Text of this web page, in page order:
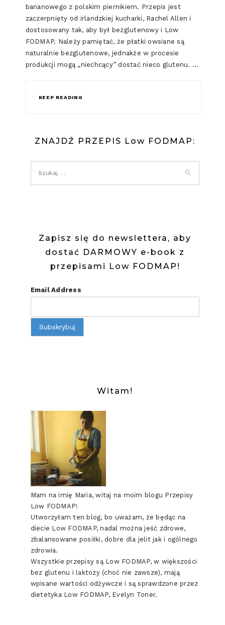
bananowego z polskim piernikiem. Przepis jest
zaczerpnięty od irlandzkiej kucharki, Rachel Allen i
dostosowany tak, aby był bezglutenowy i Low
FODMAP. Należy pamiętać, że płatki owsiane są
naturalnie bezglutenowe, jednakże w procesie
produkcji mogą „niechcący” dostać nieco glutenu. …
KEEP READING
ZNAJDŹ PRZEPIS Low FODMAP:
Zapisz się do newslettera, aby
dostać DARMOWY e-book z
przepisami Low FODMAP!
Email Address
Witam!
Mam na imię Maria, witaj na moim blogu Przepisy
Low FODMAP!
Utworzyłam ten blog, bo uważam, że będąc na
diecie Low FODMAP, nadal można jeść zdrowe,
zbalansowane posiłki, dobre dla jelit jak i ogólnego
zdrowia.
Wszystkie przepisy są Low FODMAP, w większości
bez glutenu i laktozy (choć nie zawsze), mają
wpisane wartości odżywcze i są sprawdzone przez
dietetyka Low FODMAP, Evelyn Toner.